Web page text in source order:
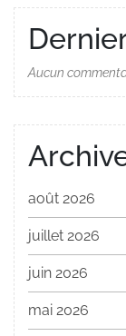
Aucun
août 2026
juillet 2026
juin 2026
mai 2026